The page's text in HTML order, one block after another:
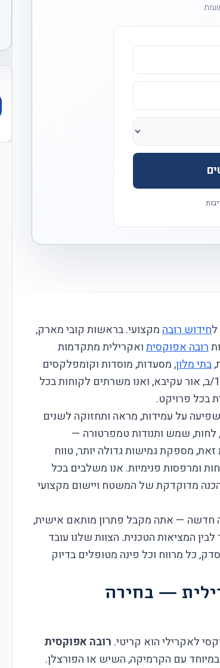
חידוש רובהמקצועי. בראשות קובי מארק,
רובה אפוקסיתואקרילית מתקדמות
בתי מלון, מסעדות, מוסדות וקומפלקסים
ציבוריים גדולים. המשרד הראשי שלנו נמצא ברוטשילד 13/ב, אור עקיבא, ואנו משרתים לקוחות בכל
בכל פרויקט.
על עמידות, מראה ותחזוקה לשנים
לחות, שמש ותנודות טמפרטורה —
זאת, מספקת גמישות גדולה יותר, טווח
ומרפסות פנימיות. אנו משלבים בכל
הכנה מדוקדקת של המשטח ויישום מקצועי
חדשה — אתה מקבל פתרון מותאם אישית,
לבין המציאות הטכנית. הצוות שלנו עובד
כל מרווח וכל פינה מטופלים בדיוק
— בחירה
לאקרילי הוא קריטי. רובה אפוקסית
עם הקרמיקה, השיש או הפורצלן.